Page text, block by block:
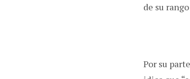
de su
Por su